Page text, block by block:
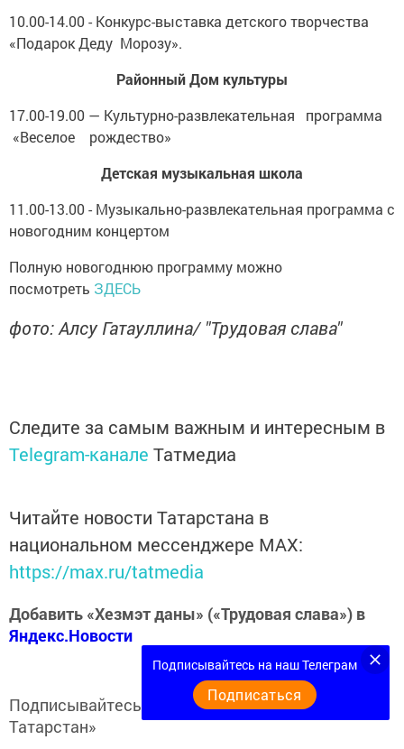
10.00-14.00 - Конкурс-выставка детского творчества
«Подарок Деду Морозу».
Районный Дом культуры
17.00-19.00 — Культурно-развлекательная программа
«Веселое рождество»
Детская музыкальная школа
11.00-13.00 - Музыкально-развлекательная программа с
новогодним концертом
Полную новогоднюю программу можно
посмотреть ЗДЕСЬ
фото: Алсу Гатауллина/ "Трудовая слава"
Следите за самым важным и интересным в
Telegram-канале Татмедиа
Читайте новости Татарстана в
национальном мессенджере MАХ:
https://max.ru/tatmedia
Добавить «Хезмэт даны» («Трудовая слава») в
Яндекс.Новости
Подписывайтесь на Telegram-канал«Кукмор
Татарстан»
Подписывайтесь на наш Телеграм
Подписаться